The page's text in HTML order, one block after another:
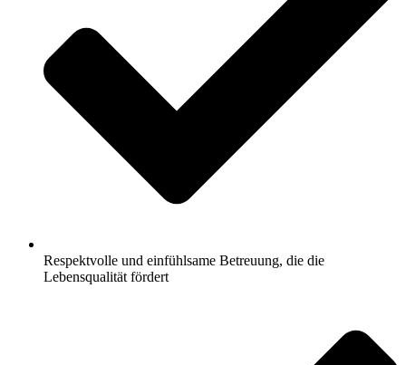
Respektvolle und einfühlsame Betreuung, die die
Lebensqualität fördert